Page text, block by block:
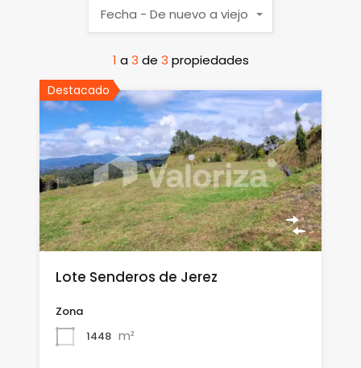
1 a 3 de 3 propiedades
Fecha - De nuevo a viejo
Destacado
Lote Senderos de Jerez
Zona
1448 m²